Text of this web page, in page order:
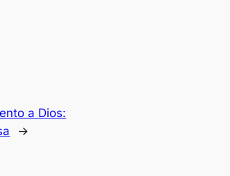
a Dios:
→